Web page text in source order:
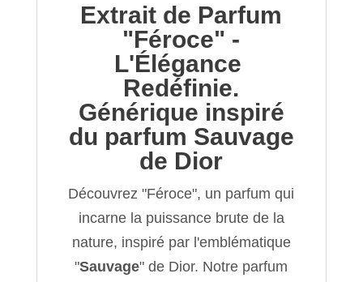
Extrait de Parfum
"Féroce" -
L'Élégance
Redéfinie.
Générique inspiré
du parfum Sauvage
de Dior
Découvrez "Féroce", un parfum qui
incarne la puissance brute de la
nature, inspiré par l'emblématique
"Sauvage" de Dior. Notre parfum